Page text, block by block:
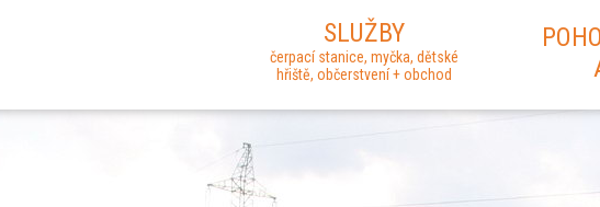
SLUŽBY
čerpací stanice, myčka, dětské
hřiště, občerstvení + obchod